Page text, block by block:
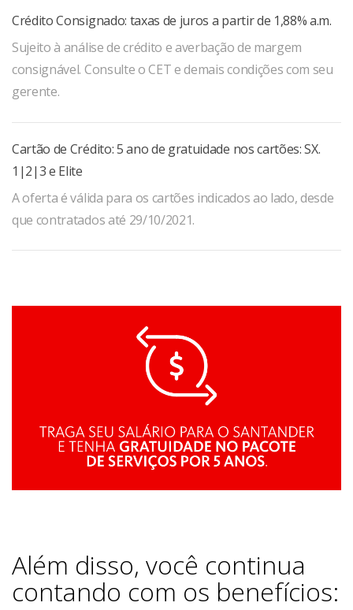
Crédito Consignado: taxas de juros a partir de 1,88% a.m.
Sujeito à análise de crédito e averbação de margem
consignável. Consulte o CET e demais condições com seu
gerente.
Cartão de Crédito: 5 ano de gratuidade nos cartões: SX.
1|2|3 e Elite
A oferta é válida para os cartões indicados ao lado, desde
que contratados até 29/10/2021.
Além disso, você continua
contando com os benefícios: